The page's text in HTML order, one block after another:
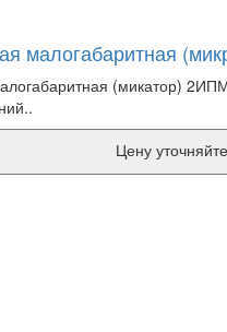
малогабаритная
(микатор)